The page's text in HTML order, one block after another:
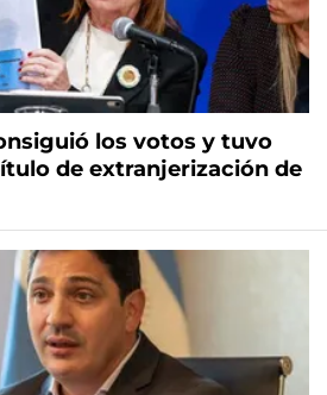
los votos y tuvo
de extranjerización de